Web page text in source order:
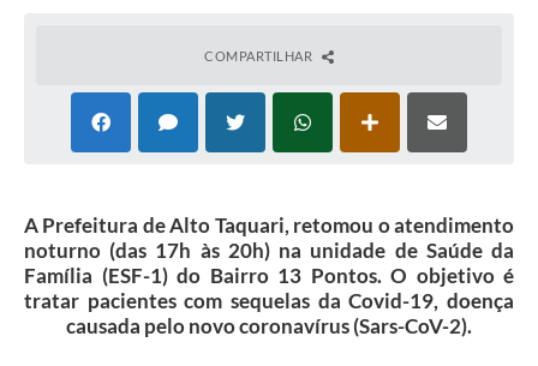
COMPARTILHAR
A Prefeitura de Alto Taquari, retomou o atendimento
noturno (das 17h às 20h) na unidade de Saúde da
Família (ESF-1) do Bairro 13 Pontos. O objetivo é
tratar pacientes com sequelas da Covid-19, doença
causada pelo novo coronavírus (Sars-CoV-2).